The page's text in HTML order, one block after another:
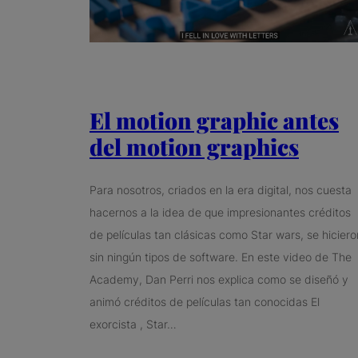
El motion graphic antes
del motion graphics
Para nosotros, criados en la era digital, nos cuesta
hacernos a la idea de que impresionantes créditos
de películas tan clásicas como Star wars, se
sin ningún tipos de software. En este video de The
Academy, Dan Perri nos explica como se diseñó y
animó créditos de películas tan conocidas El
exorcista , Star…